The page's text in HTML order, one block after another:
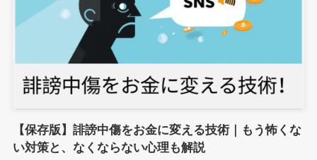
【保存版】誹謗中傷をお金に変える技術｜もう怖くな
い対策と、なくならない心理も解説